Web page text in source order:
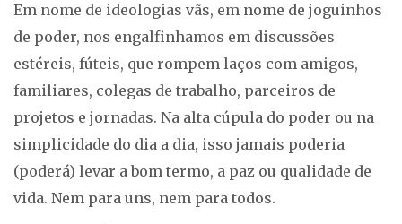
Em nome de ideologias vãs, em nome de joguinhos
de poder, nos engalfinhamos em discussões
estéreis, fúteis, que rompem laços com amigos,
familiares, colegas de trabalho, parceiros de
projetos e jornadas. Na alta cúpula do poder ou na
simplicidade do dia a dia, isso jamais poderia
(poderá) levar a bom termo, a paz ou qualidade de
vida. Nem para uns, nem para todos.